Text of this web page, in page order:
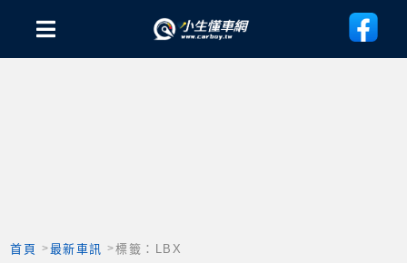
首頁 最新車訊 標籤：LBX